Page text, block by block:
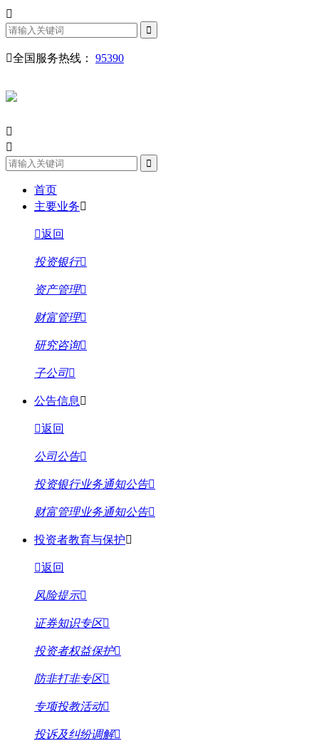
全国服务热线： 95390
首页
主要业务
返回
投资银行
资产管理
财富管理
研究咨询
子公司
公告信息
返回
公司公告
投资银行业务通知公告
财富管理业务通知公告
投资者教育与保护
返回
风险提示
证券知识专区
投资者权益保护
防非打非专区
专项投教活动
投诉及纠纷调解